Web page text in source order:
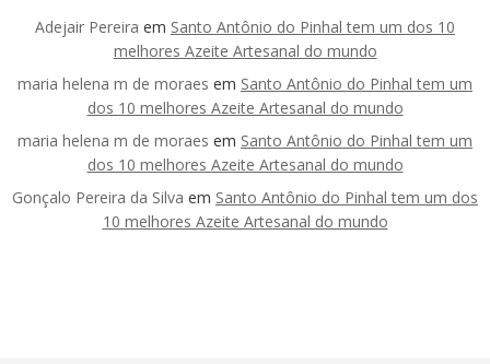
Adejair Pereira em Santo Antônio do Pinhal tem um dos 10
melhores Azeite Artesanal do mundo
maria helena m de moraes em Santo Antônio do Pinhal tem um
dos 10 melhores Azeite Artesanal do mundo
maria helena m de moraes em Santo Antônio do Pinhal tem um
dos 10 melhores Azeite Artesanal do mundo
Gonçalo Pereira da Silva em Santo Antônio do Pinhal tem um dos
10 melhores Azeite Artesanal do mundo